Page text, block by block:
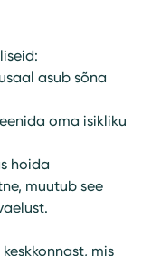
asub sõna
oma isikliku
hoida
muutub see
mis